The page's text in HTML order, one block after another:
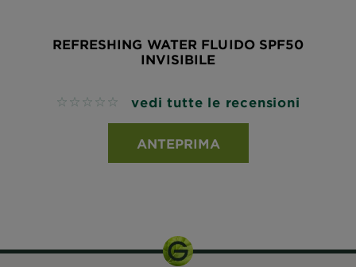
REFRESHING WATER FLUIDO SPF50
INVISIBILE
No reviews vedi tutte le recensioni
ANTEPRIMA